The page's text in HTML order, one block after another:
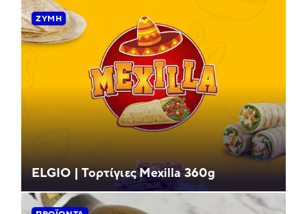
ΖΎΜΗ
ELGIO | Τορτίγιες Mexilla 360g